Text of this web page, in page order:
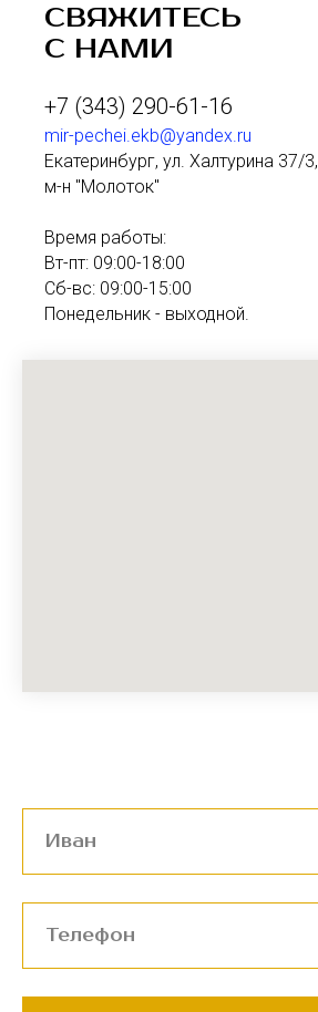
СВЯЖИТЕСЬ
С НАМИ
+7 (343) 290-61-16
mir-pechei.ekb@yandex.ru
Екатеринбург, ул. Халтурина 37/3,
м-н "Молоток"
Время работы:
Вт-пт: 09:00-18:00
Сб-вс: 09:00-15:00
Понедельник - выходной.